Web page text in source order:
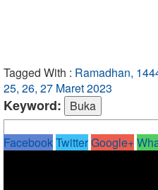
Tagged With : Ramadhan,
25, 26, 27 Maret 2023
Keyword:
FacebookTwitterGoogle+